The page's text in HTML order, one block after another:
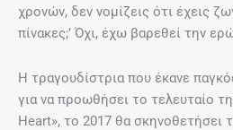
χρονών, δεν νομίζεις ότι έχεις
πίνακες;’ Όχι, έχω βαρεθεί την
Η τραγουδίστρια που έκανε
για να προωθήσει το τελευταίο
Heart», το 2017 θα σκηνοθετήσει